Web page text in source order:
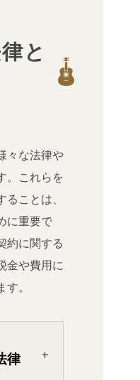
々な法律や
。これらを
ことは、
に重要で
約に関する
金や費用に
。
律